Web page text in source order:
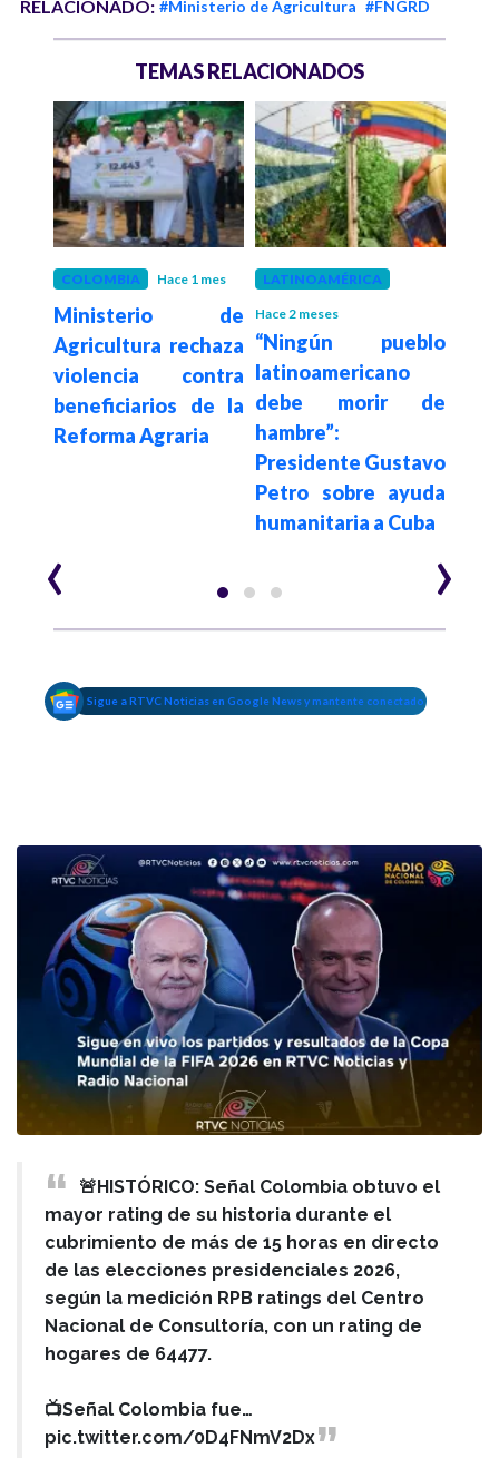
RELACIONADO: #Ministerio de Agricultura #FNGRD
TEMAS RELACIONADOS
COLOMBIA Hace 1 mes
Ministerio de
Agricultura rechaza
violencia contra
beneficiarios de la
Reforma Agraria
LATINOAMÉRICA
Hace 2 meses
“Ningún pueblo
latinoamericano
debe morir de
hambre”:
Presidente Gustavo
Petro sobre ayuda
humanitaria a Cuba
‹ ›
Sigue a RTVC Noticias en Google News y mantente conectado
🚨HISTÓRICO: Señal Colombia obtuvo el
mayor rating de su historia durante el
cubrimiento de más de 15 horas en directo
de las elecciones presidenciales 2026,
según la medición RPB ratings del Centro
Nacional de Consultoría, con un rating de
hogares de 64477.
📺Señal Colombia fue…
pic.twitter.com/0D4FNmV2Dx